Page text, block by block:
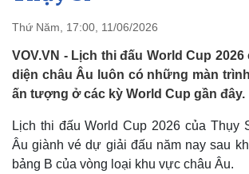
Nhận diện sự thật
Việc làm
Biển đảo
Thứ Năm, 17:00, 11/06/2026
VOV.VN - Lịch thi đấu World Cup
diện châu Âu luôn có những màn
ấn tượng ở các kỳ World Cup gần đây.
Lịch thi đấu World Cup 2026 của Thụy
Âu giành vé dự giải đấu năm nay sau
bảng B của vòng loại khu vực châu Âu.